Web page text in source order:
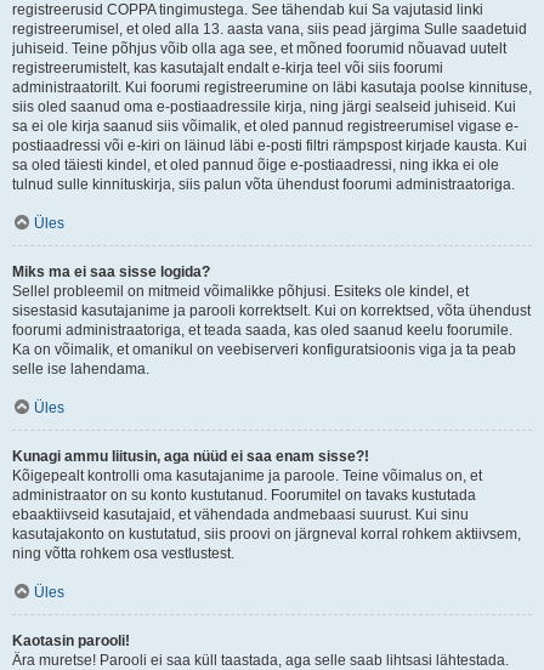
registreerusid COPPA tingimustega. See tähendab kui Sa vajutasid linki
registreerumisel, et oled alla 13. aasta vana, siis pead järgima Sulle saadetuid
juhiseid. Teine põhjus võib olla aga see, et mõned foorumid nõuavad uutelt
registreerumistelt, kas kasutajalt endalt e-kirja teel või siis foorumi
administraatorilt. Kui foorumi registreerumine on läbi kasutaja poolse kinnituse,
siis oled saanud oma e-postiaadressile kirja, ning järgi sealseid juhiseid. Kui
sa ei ole kirja saanud siis võimalik, et oled pannud registreerumisel vigase e-
postiaadressi või e-kiri on läinud läbi e-posti filtri rämpspost kirjade kausta. Kui
sa oled täiesti kindel, et oled pannud õige e-postiaadressi, ning ikka ei ole
tulnud sulle kinnituskirja, siis palun võta ühendust foorumi administraatoriga.
Üles
Miks ma ei saa sisse logida?
Sellel probleemil on mitmeid võimalikke põhjusi. Esiteks ole kindel, et
sisestasid kasutajanime ja parooli korrektselt. Kui on korrektsed, võta ühendust
foorumi administraatoriga, et teada saada, kas oled saanud keelu foorumile.
Ka on võimalik, et omanikul on veebiserveri konfiguratsioonis viga ja ta peab
selle ise lahendama.
Üles
Kunagi ammu liitusin, aga nüüd ei saa enam sisse?!
Kõigepealt kontrolli oma kasutajanime ja paroole. Teine võimalus on, et
administraator on su konto kustutanud. Foorumitel on tavaks kustutada
ebaaktiivseid kasutajaid, et vähendada andmebaasi suurust. Kui sinu
kasutajakonto on kustutatud, siis proovi on järgneval korral rohkem aktiivsem,
ning võtta rohkem osa vestlustest.
Üles
Kaotasin parooli!
Ära muretse! Parooli ei saa küll taastada, aga selle saab lihtsasi lähtestada.